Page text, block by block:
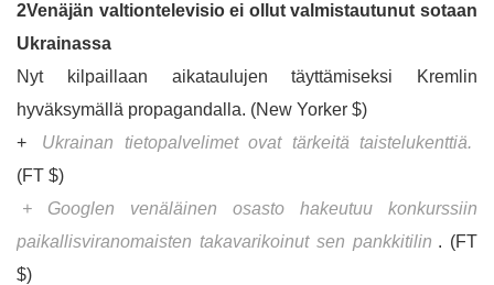
2Venäjän valtiontelevisio ei ollut valmistautunut sotaan
Ukrainassa
Nyt kilpaillaan aikataulujen täyttämiseksi Kremlin
hyväksymällä propagandalla. (New Yorker $)
+
Ukrainan tietopalvelimet ovat tärkeitä taistelukenttiä.
(FT $)
+ Googlen venäläinen osasto hakeutuu konkurssiin
paikallisviranomaisten takavarikoinut sen pankkitilin . (FT
$)